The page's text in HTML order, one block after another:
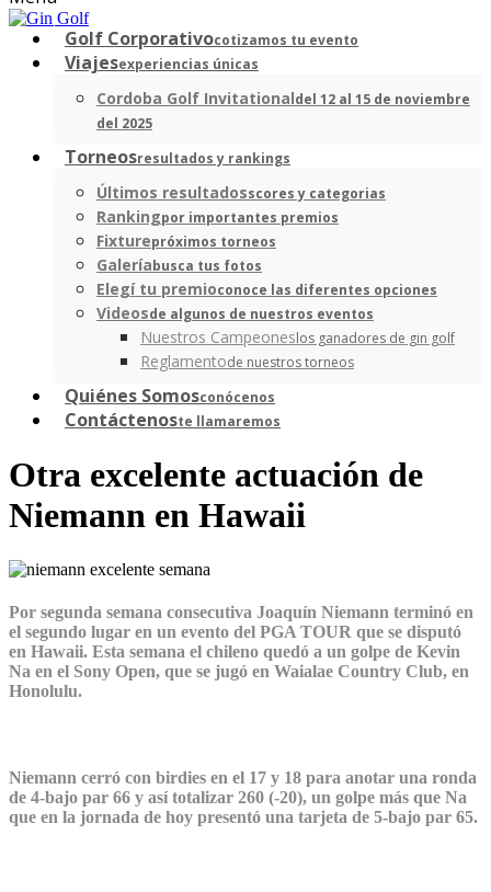
Golf Corporativocotizamos tu evento
Viajesexperiencias únicas
Cordoba Golf Invitationaldel 12 al 15 de noviembre
del 2025
Torneosresultados y rankings
Últimos resultadosscores y categorias
Rankingpor importantes premios
Fixturepróximos torneos
Galeríabusca tus fotos
Elegí tu premioconoce las diferentes opciones
Videosde algunos de nuestros eventos
Nuestros Campeoneslos ganadores de gin golf
Reglamentode nuestros torneos
Quiénes Somosconócenos
Contáctenoste llamaremos
Otra excelente actuación de
Niemann en Hawaii
Por segunda semana consecutiva Joaquín Niemann terminó en
el segundo lugar en un evento del PGA TOUR que se disputó
en Hawaii. Esta semana el chileno quedó a un golpe de Kevin
Na en el Sony Open, que se jugó en Waialae Country Club, en
Honolulu.
Niemann cerró con birdies en el 17 y 18 para anotar una ronda
de 4-bajo par 66 y así totalizar 260 (-20), un golpe más que Na
que en la jornada de hoy presentó una tarjeta de 5-bajo par 65.